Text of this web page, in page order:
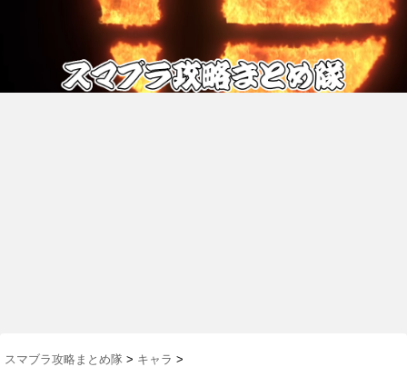
スマブラ攻略まとめ隊 > キャラ >